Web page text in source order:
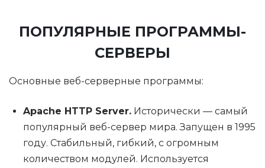
ПОПУЛЯРНЫЕ ПРОГРАММЫ-
СЕРВЕРЫ
Основные веб-серверные программы:
Apache HTTP Server. Исторически — самый
популярный веб-сервер мира. Запущен в 1995
году. Стабильный, гибкий, с огромным
количеством модулей. Используется